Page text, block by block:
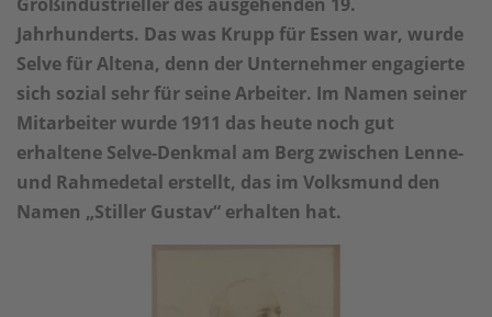
Jahrhunderts. Das was Krupp für Essen war, wurde
Selve für Altena, denn der Unternehmer engagierte
sich sozial sehr für seine Arbeiter. Im Namen seiner
Mitarbeiter wurde 1911 das heute noch gut
erhaltene Selve-Denkmal am Berg zwischen Lenne-
und Rahmedetal erstellt, das im Volksmund den
Namen „Stiller Gustav“ erhalten hat.